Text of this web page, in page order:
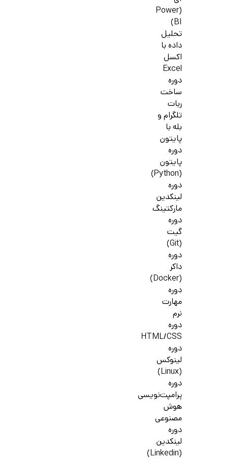
(Power
BI)
تحلیل
داده با
اکسل
Excel
دوره
ساخت
ربات
تلگرام و
بله با
پایتون
دوره
پایتون
(Python)
دوره
لینکدین
مارکتینگ
دوره
گیت
(Git)
دوره
داکر
(Docker)
دوره
مهارت
نرم
دوره
HTML/CSS
دوره
لینوکس
(Linux)
دوره
پرامپت‌نویسی
هوش
مصنوعی
دوره
لینکدین
(Linkedin)